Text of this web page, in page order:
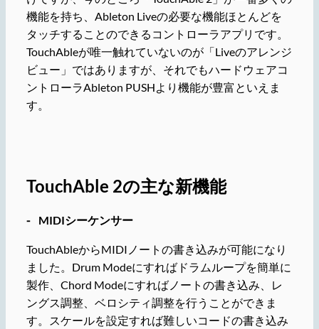
機能を持ち、Ableton Liveの必要な機能ほとんどを
タッチすることのできるコントローラアプリです。
TouchAbleが唯一触れていないのが「Liveのアレンジ
ビュー」ではありますが、それでもハードウェアコ
ントローラAbleton PUSHより機能が豊富といえま
す。
TouchAble 2の主な新機能
⁃ MIDIシーケンサー
TouchAbleからMIDIノートの書き込みが可能になり
ました。Drum Modeにすればドラムループを簡単に
製作、Chord Modeにすればノートの書き込み、レ
ングス調整、ベロシティ調整を行うことができま
す。スケールを設定すれば難しいコードの書き込み